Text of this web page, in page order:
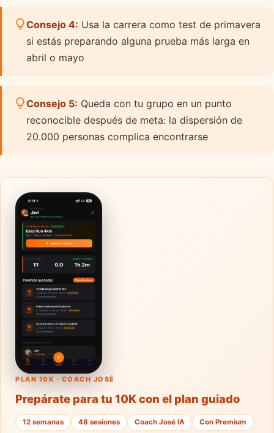
Consejo 4: Usa la carrera como test de primavera
si estás preparando alguna prueba más larga en
abril o mayo
Consejo 5: Queda con tu grupo en un punto
reconocible después de meta: la dispersión de
20.000 personas complica encontrarse
PLAN 10K · COACH JOSÉ
Prepárate para tu 10K con el plan guiado
12 semanas 48 sesiones Coach José IA Con Premium